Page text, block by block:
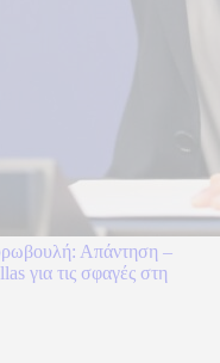
Απάντηση –
για τις σφαγές στη